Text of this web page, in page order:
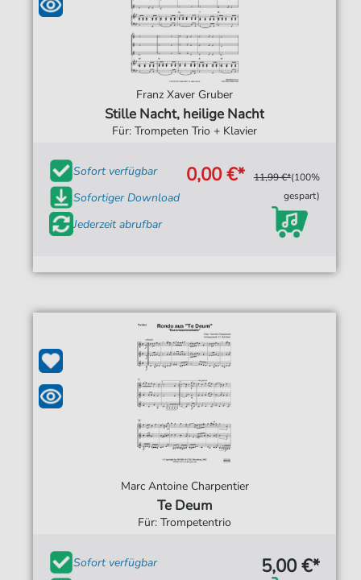
Franz Xaver Gruber
Stille Nacht, heilige Nacht
Für: Trompeten Trio + Klavier
Sofort verfügbar
Sofortiger Download
Jederzeit abrufbar
0,00 €* 11,99 €*(100%
gespart)
Marc Antoine Charpentier
Te Deum
Für: Trompetentrio
Sofort verfügbar
5,00 €*